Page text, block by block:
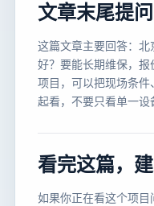
文章末尾提
这篇文章主要回答：
好？要能长期维保，
项目，可以把现场条
起看，不要只看单一设
看完这篇，
如果你正在看这个项